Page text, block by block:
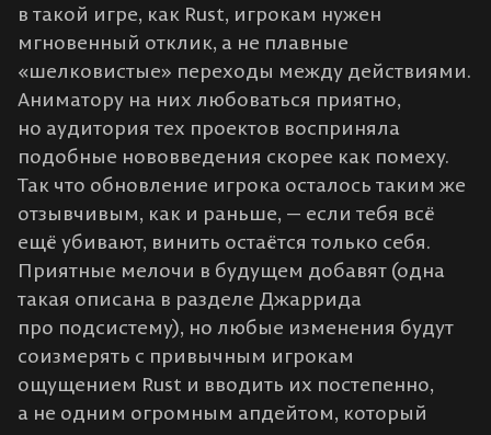
в такой игре, как Rust, игрокам нужен
мгновенный отклик, а не плавные
«шелковистые» переходы между действиями.
Аниматору на них любоваться приятно,
но аудитория тех проектов восприняла
подобные нововведения скорее как помеху.
Так что обновление игрока осталось таким же
отзывчивым, как и раньше, — если тебя всё
ещё убивают, винить остаётся только себя.
Приятные мелочи в будущем добавят (одна
такая описана в разделе Джаррида
про подсистему), но любые изменения будут
соизмерять с привычным игрокам
ощущением Rust и вводить их постепенно,
а не одним огромным апдейтом, который